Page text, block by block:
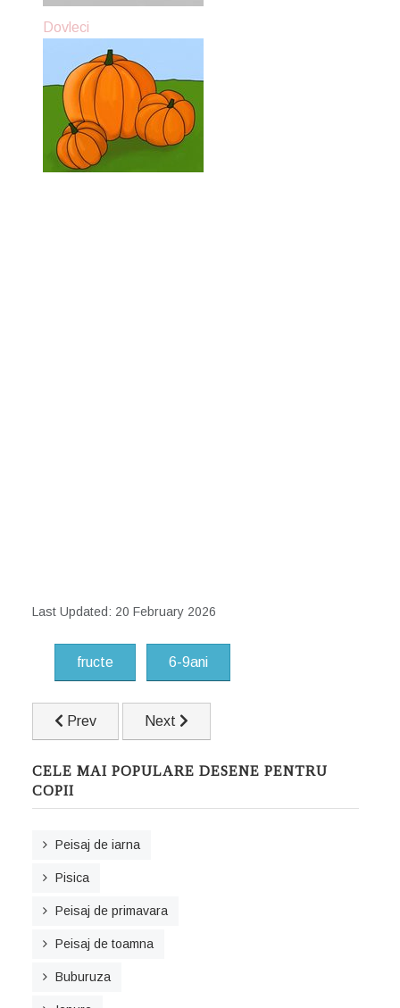
Dovleci
Last Updated: 20 February 2026
fructe 6-9ani
Previous article: Tractor
Prev Next article: Stea de mare
Next
CELE MAI POPULARE DESENE PENTRU
COPII
Peisaj de iarna
Pisica
Peisaj de primavara
Peisaj de toamna
Buburuza